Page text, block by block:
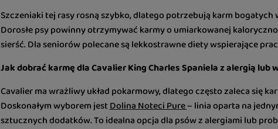
Szczeniaki tej rasy rosną szybko, dlatego potrzebują karm bogatych
Dorosłe psy powinny otrzymywać karmy o umiarkowanej
sierść. Dla seniorów polecane są lekkostrawne diety wspierające
Jak dobrać karmę dla Cavalier King Charles Spaniela z alergią
Cavalier ma wrażliwy układ pokarmowy, dlatego często zaleca się
Doskonałym wyborem jestDolina Noteci Pure– linia oparta na
sztucznych dodatków. To idealna opcja dla psów z alergiami lub